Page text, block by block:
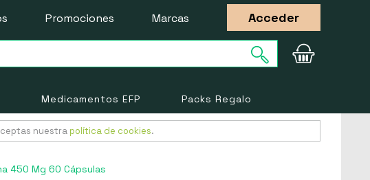
Promociones Marcas Acceder
Medicamentos EFP Packs Regalo
nuestra política de cookies.
450 Mg 60 Cápsulas